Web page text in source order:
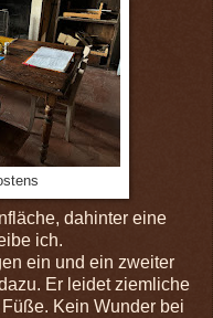
dahinter eine
ich.
ein und ein zweiter
Er leidet ziemliche
Kein Wunder bei